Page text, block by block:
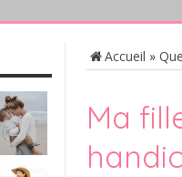
Accueil »
Ma